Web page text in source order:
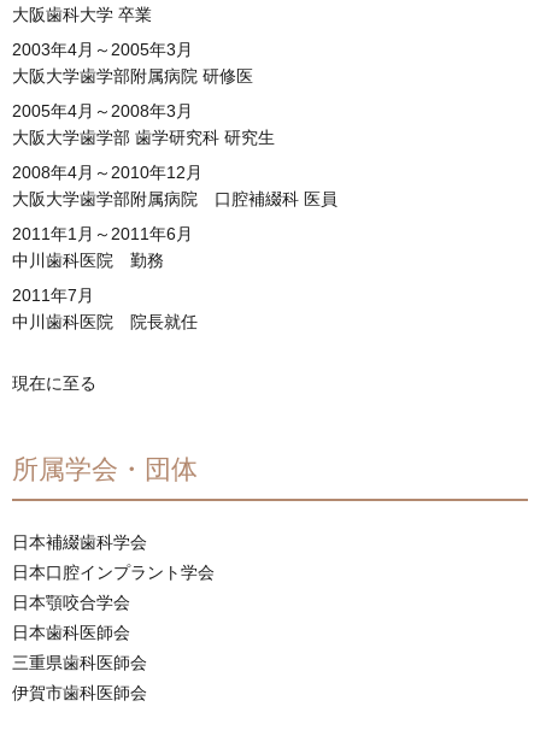
大阪歯科大学 卒業
2003年4月～2005年3月
大阪大学歯学部附属病院 研修医
2005年4月～2008年3月
大阪大学歯学部 歯学研究科 研究生
2008年4月～2010年12月
大阪大学歯学部附属病院 口腔補綴科 医員
2011年1月～2011年6月
中川歯科医院 勤務
2011年7月
中川歯科医院 院長就任
現在に至る
所属学会・団体
日本補綴歯科学会
日本口腔インプラント学会
日本顎咬合学会
日本歯科医師会
三重県歯科医師会
伊賀市歯科医師会